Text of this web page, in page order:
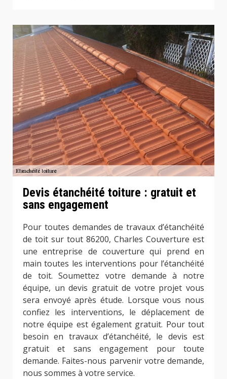
Devis étanchéité toiture : gratuit et
sans engagement
Pour toutes demandes de travaux d’étanchéité
de toit sur tout 86200, Charles Couverture est
une entreprise de couverture qui prend en
main toutes les interventions pour l’étanchéité
de toit. Soumettez votre demande à notre
équipe, un devis gratuit de votre projet vous
sera envoyé après étude. Lorsque vous nous
confiez les interventions, le déplacement de
notre équipe est également gratuit. Pour tout
besoin en travaux d’étanchéité, le devis est
gratuit et sans engagement pour toute
demande. Faites-nous parvenir votre demande,
nous sommes à votre service.